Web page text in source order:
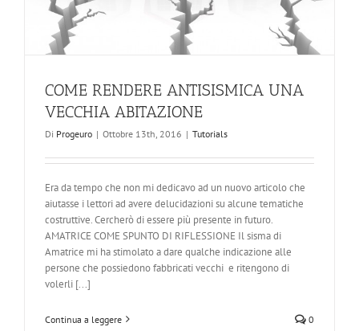
COME RENDERE ANTISISMICA UNA
VECCHIA ABITAZIONE
Di Progeuro | Ottobre 13th, 2016 | Tutorials
Era da tempo che non mi dedicavo ad un nuovo articolo che
aiutasse i lettori ad avere delucidazioni su alcune tematiche
costruttive. Cercherò di essere più presente in futuro.
AMATRICE COME SPUNTO DI RIFLESSIONE Il sisma di
Amatrice mi ha stimolato a dare qualche indicazione alle
persone che possiedono fabbricati vecchi e ritengono di
volerli [...]
Continua a leggere 0